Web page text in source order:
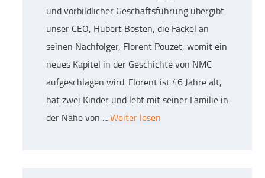
und vorbildlicher Geschäftsführung übergibt
unser CEO, Hubert Bosten, die Fackel an
seinen Nachfolger, Florent Pouzet, womit ein
neues Kapitel in der Geschichte von NMC
aufgeschlagen wird. Florent ist 46 Jahre alt,
hat zwei Kinder und lebt mit seiner Familie in
der Nähe von ...Weiter lesen